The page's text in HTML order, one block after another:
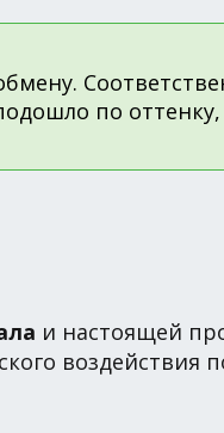
по
и настоящей
воздействия